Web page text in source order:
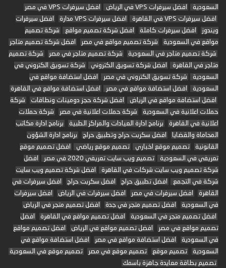
السعودية
افضل سيرفرات VPS في الرياض
افضل سيرفرات VPS في مصر
افضل سيرفرات VPS في القاهرة
افضل سيرفرات VPS مدارة
افضل سيرفرات
ويندوز
افضل سيرفرات كاملة افضل شركة تصميم مواقع
شركة تصميم
مواقع في السعودية
شركة تصميم مواقع في مصر
افضل شركة تصميم متاجر
شركة تصميم متاجر في السعودية
شركة تصميم متاجر في مصر
شركة تصميم
متاجر في القاهرة
افضل شركة تسويق الكتروني
شركة تسويق الكتروني في
السعودية
شركة تسويق الكتروني في مصر
افضل استضافة مواقع في
السعودية
افضل استضافة مواقع في مصر
افضل استضافة مواقع في القاهرة
افضل استضافة مواقع في الرياض
افضل شركة حجز دومينات ونطاقات
شركة
حملات اعلانية في السعودية
شركة حملات اعلانية في مصر
شركة حملات
اعلانية في القاهرة
برنامج ادارة العيادات والمراكز الطبية
برنامج ادارة مكاتب
المحاماة والقضايا
افضل سكربت حراج وتطبيق حراج
برنامج ادارة الشؤون
القانونية
تصميم موقع اخباري تصميم موقع رياضي
افضل تصميم موقع
تعريفي في السعودية
تصميم ويب سايت تعريفي 2020 في مصر
افضل
شركة تصميم ويب سايت شركات في القاهرة
افضل شركة تصميم ويب سايت
شركة في التجمع
افضل تطبيق حراج افضل سكربت حراج
افضل سيرفرات في
القاهرة
افضل سيرفرات في مصر افضل سيرفرات في الرياض
افضل سيرفرات
في السعودية
افضل تصميم متجر في جدة
افضل تصميم متجر في الرياض
افضل تصميم متجر في السعودية
افضل تصميم مواقع في القاهرة
افضل
تصميم مواقع في مصر
افضل تصميم مواقع في الرياض
افضل تصميم مواقع
في السعودية
افضل استضافة مواقع في مصر
افضل استضافة مواقع في
السعودية
تصميم موقع تصميم موقع في مصر
تصميم موقع في السعودية
تصميم بطاقة معايدة جاهزة باسمك